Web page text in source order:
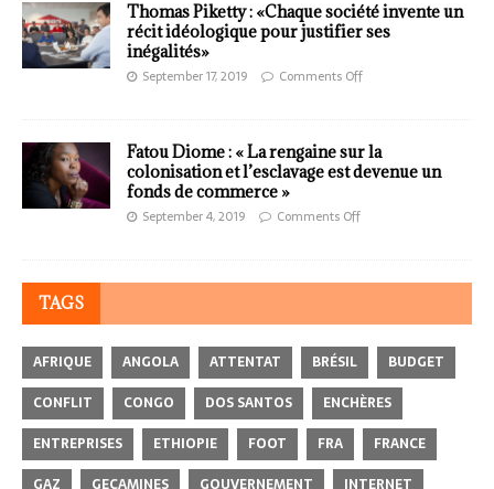
Thomas Piketty : «Chaque société invente un
récit idéologique pour justifier ses
inégalités»
September 17, 2019 Comments Off
Fatou Diome : « La rengaine sur la
colonisation et l’esclavage est devenue un
fonds de commerce »
September 4, 2019 Comments Off
TAGS
AFRIQUE ANGOLA ATTENTAT BRÉSIL
BUDGET
CONFLIT
CONGO DOS SANTOS
ENCHÈRES
ENTREPRISES
ETHIOPIE FOOT FRA
FRANCE